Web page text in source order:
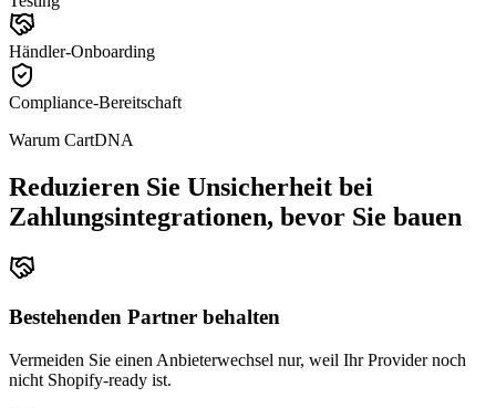
Händler-Onboarding
Compliance-Bereitschaft
Warum CartDNA
Reduzieren Sie Unsicherheit bei
Zahlungsintegrationen, bevor Sie bauen
Bestehenden Partner behalten
Vermeiden Sie einen Anbieterwechsel nur, weil Ihr Provider noch
nicht Shopify-ready ist.